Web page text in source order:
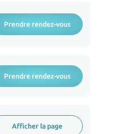
Prendre rendez-vous
Prendre rendez-vous
Afficher la page